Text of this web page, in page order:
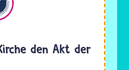
den Akt der